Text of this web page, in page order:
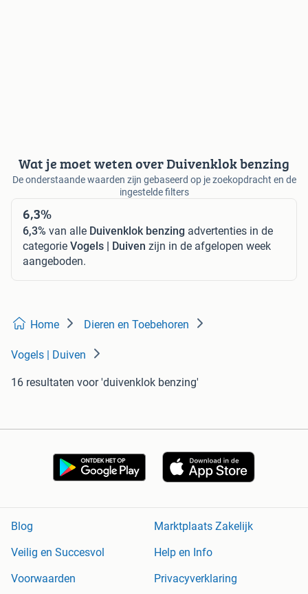
Wat je moet weten over Duivenklok benzing
De onderstaande waarden zijn gebaseerd op je zoekopdracht en de
ingestelde filters
6,3%
6,3% van alle Duivenklok benzing advertenties in de
categorie Vogels | Duiven zijn in de afgelopen week
aangeboden.
Home Dieren en Toebehoren
Vogels | Duiven
16 resultaten voor 'duivenklok benzing'
Blog
Marktplaats Zakelijk
Veilig en Succesvol
Help en Info
Voorwaarden
Privacyverklaring